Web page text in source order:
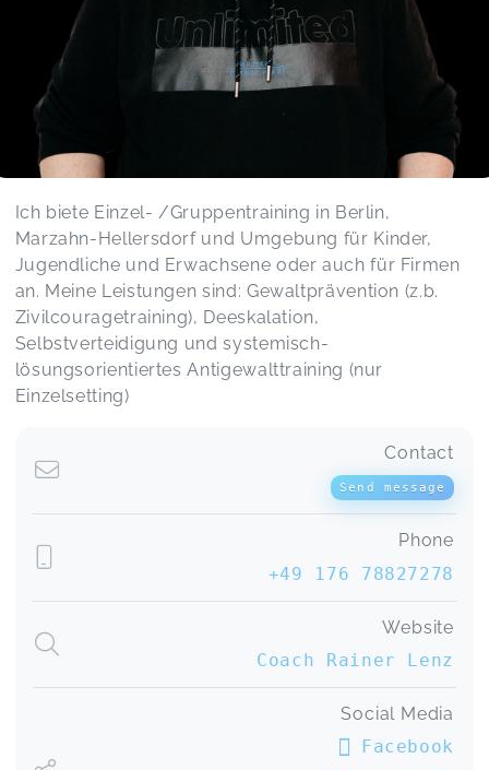
Ich biete Einzel- /Gruppentraining in Berlin,
Marzahn-Hellersdorf und Umgebung für Kinder,
Jugendliche und Erwachsene oder auch für Firmen
an. Meine Leistungen sind: Gewaltprävention (z.b.
Zivilcouragetraining), Deeskalation,
Selbstverteidigung und systemisch-
lösungsorientiertes Antigewalttraining (nur
Einzelsetting)
Contact
Send message
Phone
+49 176 78827278
Website
Coach Rainer Lenz
Social Media
Facebook